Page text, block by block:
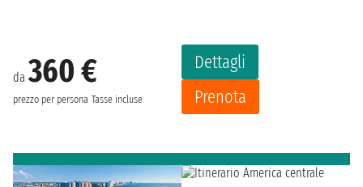
da360 €
prezzo per persona Tasse incluse
Dettagli
Prenota